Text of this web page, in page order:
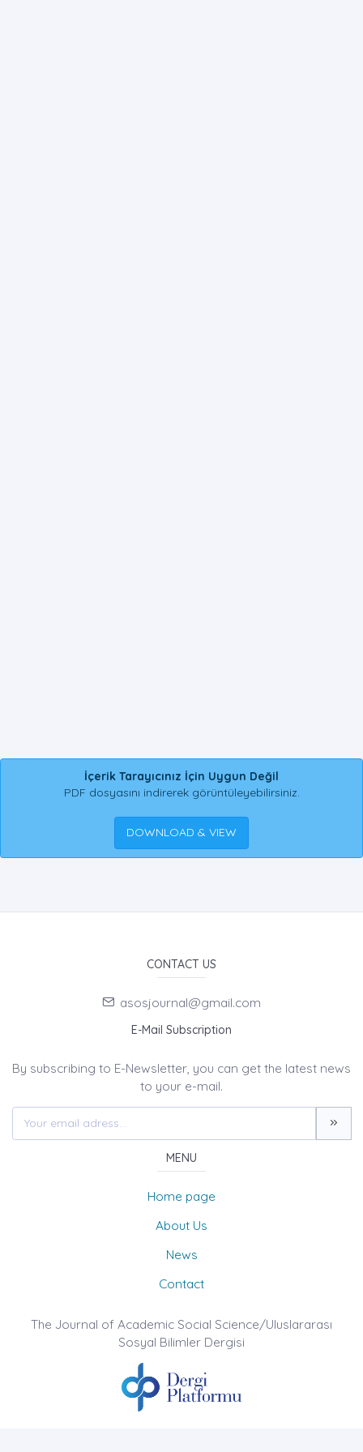
İçerik Tarayıcınız İçin Uygun Değil
PDF dosyasını indirerek görüntüleyebilirsiniz.
DOWNLOAD & VIEW
CONTACT US
asosjournal@gmail.com
E-Mail Subscription
By subscribing to E-Newsletter, you can get the latest news
to your e-mail.
MENU
Home page
About Us
News
Contact
The Journal of Academic Social Science/Uluslararası
Sosyal Bilimler Dergisi